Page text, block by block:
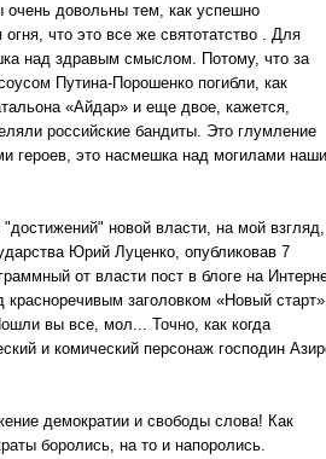
очень довольны тем, как успешно
что это все же святотатство . Для
над здравым смыслом. Потому, что за
Путина-Порошенко погибли, как
«Айдар» и еще двое, кажется,
российские бандиты. Это глумление
героев, это насмешка над могилами
новой власти, на мой взгляд,
Юрий Луценко, опубликовав 7
от власти пост в блоге на
красноречивым заголовком «Новый
вы все, мол... Точно, как когда
и комический персонаж господин
демократии и свободы слова! Как
боролись, на то и напоролись.